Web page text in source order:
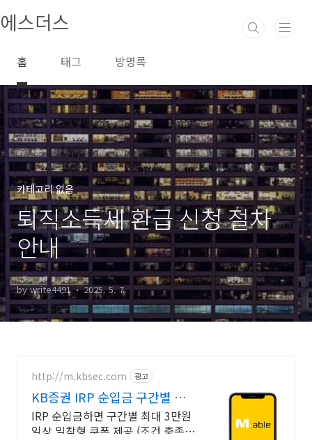
에스더스
홈 태그 방명록
카테고리 없음
퇴직소득세 환급 신청 절차
안내
by write4491 2025. 5. 7.
http://m.kbsec.com 광고
KB증권 IRP 순입금 구간별 쿠
폰 지급
IRP 순입금하면 구간별 최대 3만원
일상 밀착형 쿠폰 제공 (조건 충족